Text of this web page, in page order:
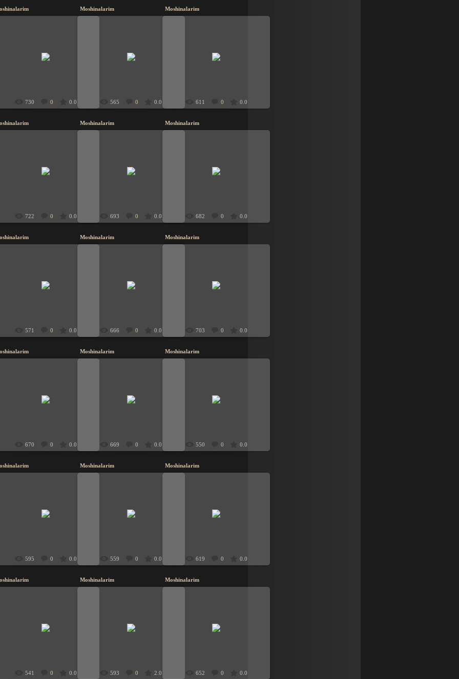
730 0 0.0
Moshinalarim
565 0 0.0
Moshinalarim
611 0 0.0
722 0 0.0
Moshinalarim
693 0 0.0
Moshinalarim
682 0 0.0
571 0 0.0
Moshinalarim
666 0 0.0
Moshinalarim
703 0 0.0
670 0 0.0
Moshinalarim
669 0 0.0
Moshinalarim
550 0 0.0
595 0 0.0
Moshinalarim
559 0 0.0
Moshinalarim
619 0 0.0
541 0 0.0
Moshinalarim
593 0 2.0
Moshinalarim
652 0 0.0